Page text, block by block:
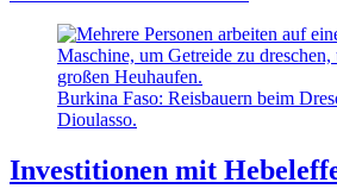
Burkina Faso: Reisbauern beim
Dioulasso.
Investitionen mit